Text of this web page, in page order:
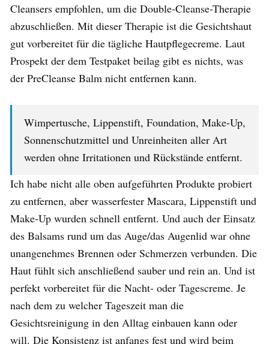
Cleansers empfohlen, um die Double-Cleanse-Therapie
abzuschließen. Mit dieser Therapie ist die Gesichtshaut
gut vorbereitet für die tägliche Hautpflegecreme. Laut
Prospekt der dem Testpaket beilag gibt es nichts, was
der PreCleanse Balm nicht entfernen kann.
Wimpertusche, Lippenstift, Foundation, Make-Up,
Sonnenschutzmittel und Unreinheiten aller Art
werden ohne Irritationen und Rückstände entfernt.
Ich habe nicht alle oben aufgeführten Produkte probiert
zu entfernen, aber wasserfester Mascara, Lippenstift und
Make-Up wurden schnell entfernt. Und auch der Einsatz
des Balsams rund um das Auge/das Augenlid war ohne
unangenehmes Brennen oder Schmerzen verbunden. Die
Haut fühlt sich anschließend sauber und rein an. Und ist
perfekt vorbereitet für die Nacht- oder Tagescreme. Je
nach dem zu welcher Tageszeit man die
Gesichtsreinigung in den Alltag einbauen kann oder
will. Die Konsistenz ist anfangs fest und wird beim